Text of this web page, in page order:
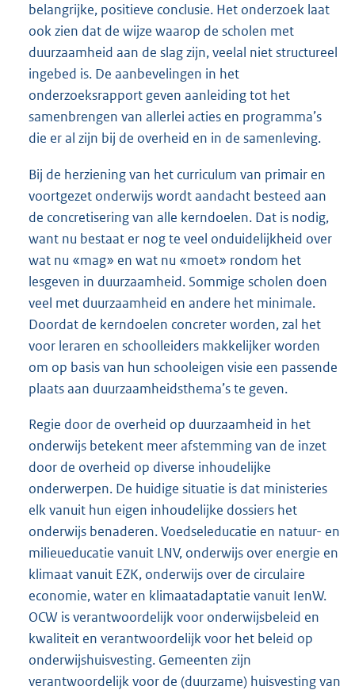
belangrijke, positieve conclusie. Het onderzoek laat
ook zien dat de wijze waarop de scholen met
duurzaamheid aan de slag zijn, veelal niet structureel
ingebed is. De aanbevelingen in het
onderzoeksrapport geven aanleiding tot het
samenbrengen van allerlei acties en programma’s
die er al zijn bij de overheid en in de samenleving.
Bij de herziening van het curriculum van primair en
voortgezet onderwijs wordt aandacht besteed aan
de concretisering van alle kerndoelen. Dat is nodig,
want nu bestaat er nog te veel onduidelijkheid over
wat nu «mag» en wat nu «moet» rondom het
lesgeven in duurzaamheid. Sommige scholen doen
veel met duurzaamheid en andere het minimale.
Doordat de kerndoelen concreter worden, zal het
voor leraren en schoolleiders makkelijker worden
om op basis van hun schooleigen visie een passende
plaats aan duurzaamheidsthema’s te geven.
Regie door de overheid op duurzaamheid in het
onderwijs betekent meer afstemming van de inzet
door de overheid op diverse inhoudelijke
onderwerpen. De huidige situatie is dat ministeries
elk vanuit hun eigen inhoudelijke dossiers het
onderwijs benaderen. Voedseleducatie en natuur- en
milieueducatie vanuit LNV, onderwijs over energie en
klimaat vanuit EZK, onderwijs over de circulaire
economie, water en klimaatadaptatie vanuit IenW.
OCW is verantwoordelijk voor onderwijsbeleid en
kwaliteit en verantwoordelijk voor het beleid op
onderwijshuisvesting. Gemeenten zijn
verantwoordelijk voor de (duurzame) huisvesting van